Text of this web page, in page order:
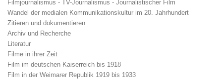
Filmjournalismus - TV-Journalismus - Journalistischer Film
Wandel der medialen Kommunikationskultur im 20. Jahrhundert
Zitieren und dokumentieren
Archiv und Recherche
Literatur
Filme in ihrer Zeit
Film im deutschen Kaiserreich bis 1918
Film in der Weimarer Republik 1919 bis 1933